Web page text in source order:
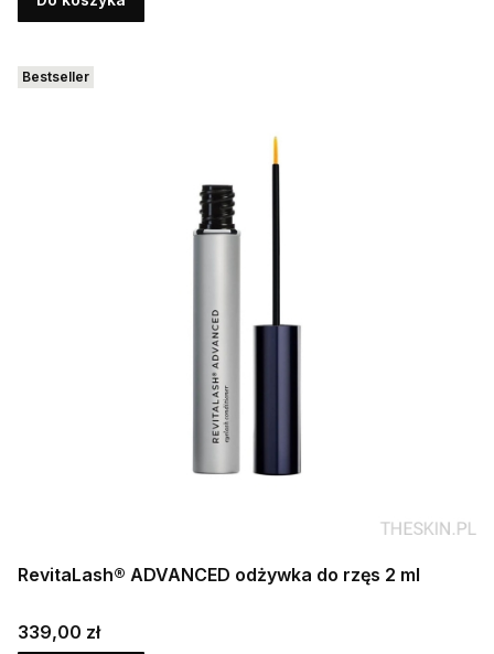
Bestseller
RevitaLash® ADVANCED odżywka do rzęs 2 ml
Cena
339,00 zł